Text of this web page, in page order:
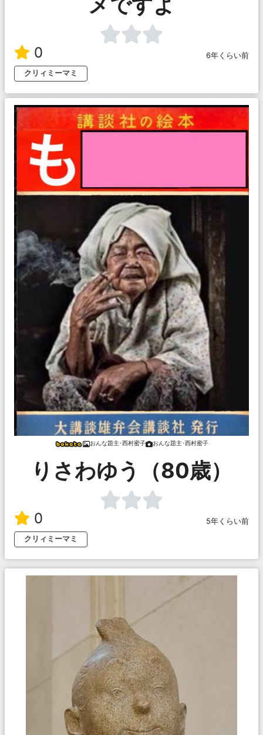
0
6年くらい前
クリィミーマミ
おんな題主･西村蜜子 おんな題主･西村蜜子
りさわゆう（80歳）
0
5年くらい前
クリィミーマミ